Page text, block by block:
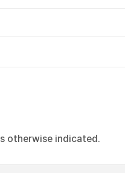
otherwise indicated.